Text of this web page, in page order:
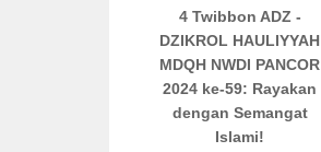
4 Twibbon ADZ -
DZIKROL HAULIYYAH
MDQH NWDI PANCOR
2024 ke-59: Rayakan
dengan Semangat
Islami!